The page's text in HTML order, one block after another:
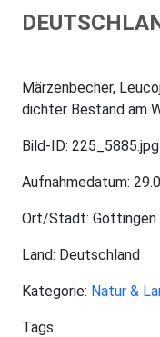
Märzenbecher,
dichter Bestand am
Bild-ID: 225_5885.jpg
Aufnahmedatum:
Ort/Stadt: Göttingen
Land: Deutschland
Kategorie: Natur &
Tags: